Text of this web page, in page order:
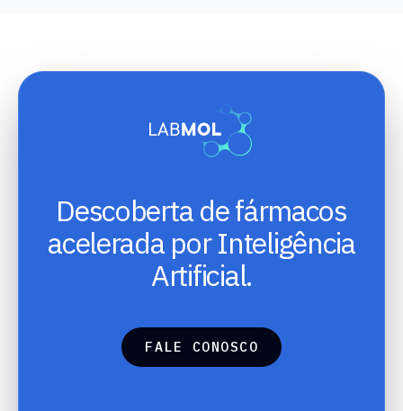
Descoberta de fármacos
acelerada por Inteligência
Artificial.
FALE CONOSCO
FALE CONOSCO